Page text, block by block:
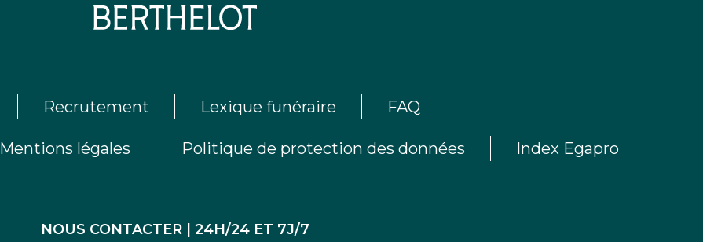
Recrutement Lexique funéraire FAQ
Mentions légales Politique de protection des données Index Egapro
NOUS CONTACTER | 24H/24 ET 7J/7